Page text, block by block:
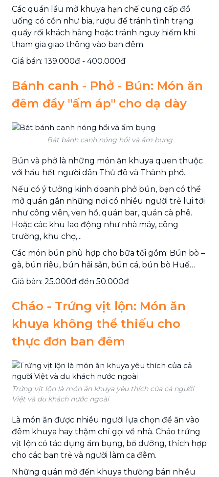
Các quán lẩu mở khuya hạn chế cung cấp đồ
uống có cồn như bia, rượu để tránh tình trạng
quấy rối khách hàng hoặc tránh nguy hiểm khi
tham gia giao thông vào ban đêm.
Giá bán: 139.000đ - 400.000đ
Bánh canh - Phở - Bún: Món ăn
đêm đầy "ấm áp" cho dạ dày
Bát bánh canh nóng hổi và ấm bụng
Bún và phở là những món ăn khuya quen thuộc
với hầu hết người dân Thủ đô và Thành phố.
Nếu có ý tưởng kinh doanh phở bún, bạn có thể
mở quán gần những nơi có nhiều người trẻ lui tới
như công viên, ven hồ, quán bar, quán cà phê.
Hoặc các khu lao động như nhà máy, công
trường, khu chợ,...
Các món bún phù hợp cho bữa tối gồm: Bún bò –
gà, bún riêu, bún hải sản, bún cá, bún bò Huế…
Giá bán: 25.000đ đến 50.000đ
Cháo - Trứng vịt lộn: Món ăn
khuya không thể thiếu cho
thực đơn ban đêm
Trứng vịt lộn là món ăn khuya yêu thích của cả người
Việt và du khách nước ngoài
Là món ăn được nhiều người lựa chọn để ăn vào
đêm khuya hay thậm chí gọi về nhà. Cháo trứng
vịt lộn có tác dụng ấm bụng, bổ dưỡng, thích hợp
cho các bạn trẻ và người làm ca đêm.
Những quán mở đến khuya thường bán nhiều